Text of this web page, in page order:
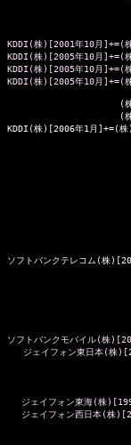
KDDI(株)[2001年10月]+=(
KDDI(株)[2005年10月]+=(
KDDI(株)[2005年10月]+=(
(株
(株
KDDI(株)[2006年1月]+=(株
ソフトバンクテレコム(株
ソフトバンクモバイル(株
ジェイフォン東日本(株
ジェイフォン東海(株
ジェイフォン西日本(株